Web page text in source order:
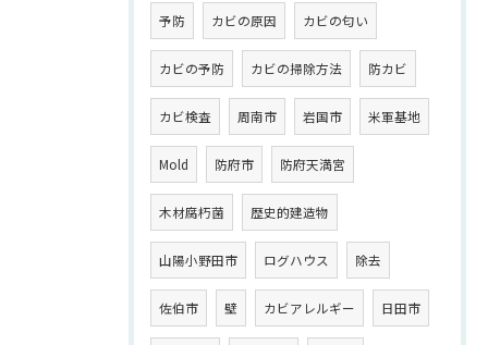
予防 カビの原因 カビの匂い
カビの予防 カビの掃除方法 防カビ
カビ検査 周南市 岩国市 米軍基地
Mold 防府市 防府天満宮
木材腐朽菌 歴史的建造物
山陽小野田市 ログハウス 除去
佐伯市 壁 カビアレルギー 日田市